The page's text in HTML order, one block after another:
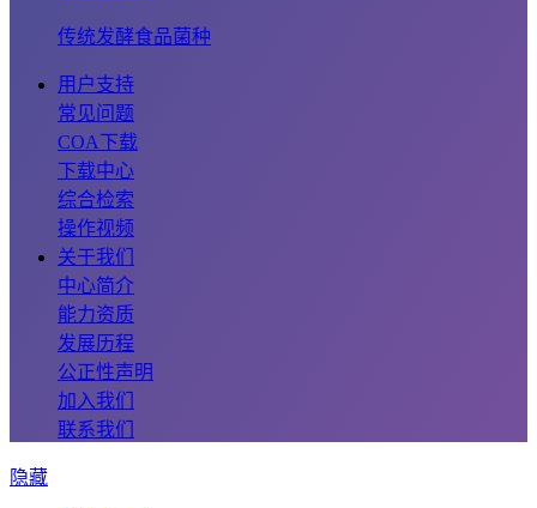
传统发酵食品菌种
用户支持
常见问题
COA下载
下载中心
综合检索
操作视频
关于我们
中心简介
能力资质
发展历程
公正性声明
加入我们
联系我们
隐藏